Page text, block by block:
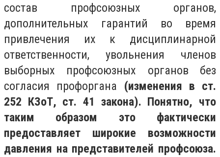
состав профсоюзных органов,
дополнительных гарантий во время
привлечения их к дисциплинарной
ответственности, увольнения членов
выборных профсоюзных органов без
согласия профоргана (изменения в ст.
252 КЗоТ, ст. 41 закона). Понятно, что
таким образом это фактически
предоставляет широкие возможности
давления на представителей профсоюза.